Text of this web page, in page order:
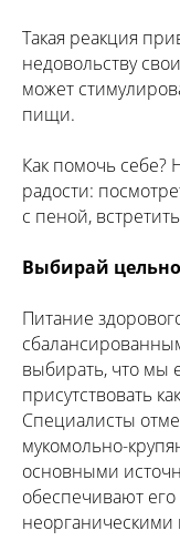
Такая реакция
недовольству
может
пищи.
Как помочь себе?
радости:
с пеной,
Выбирай
Питание
выбирать, что
присутствовать
Специалисты
мукомольно-
основными
обеспечивают
неорганическими